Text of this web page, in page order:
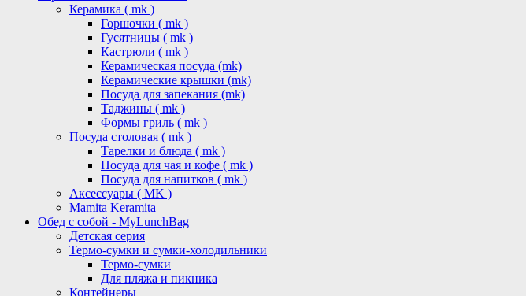
Керамика ( mk )
Горшочки ( mk )
Гусятницы ( mk )
Кастрюли ( mk )
Керамическая посуда (mk)
Керамические крышки (mk)
Посуда для запекания (mk)
Таджины ( mk )
Формы гриль ( mk )
Посуда столовая ( mk )
Тарелки и блюда ( mk )
Посуда для чая и кофе ( mk )
Посуда для напитков ( mk )
Аксессуары ( MK )
Mamita Keramita
Обед с собой - MyLunchBag
Детская серия
Термо-сумки и сумки-холодильники
Термо-сумки
Для пляжа и пикника
Контейнеры